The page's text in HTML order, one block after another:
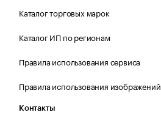
Каталог торговых марок
Каталог ИП по регионам
Правила использования сервиса
Правила использования изображений
Контакты